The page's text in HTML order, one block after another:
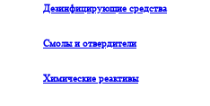
Дезинфицирующие средства
Смолы и отвердители
Химические реактивы